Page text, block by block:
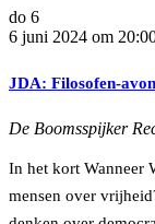
do 6
6 juni 2024 om
JDA: Filosofen-
De Boomsspijker
In het kort Wanneer
mensen over